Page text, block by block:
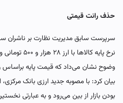
حذف رانت قیمتی
سرپرست سابق مدیریت نظارت بر ناشران
نرخ پایه
وضوح نشان می‌داد که قیمت پایه براساس
بیان کرد: با مصوبه جدید ارزی بانک
بودن بازار از بین می‌رود و به عبارتی